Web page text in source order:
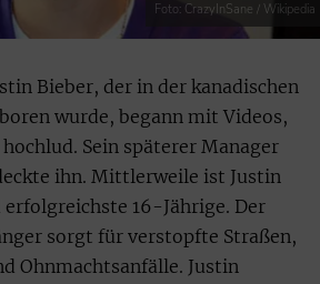
Foto: CrazyInSane / Wikipedia
Bieber, der in der kanadischen
wurde, begann mit Videos,
Sein späterer Manager
ihn. Mittlerweile ist Justin
16-Jährige. Der
sorgt für verstopfte Straßen,
Ohnmachtsanfälle. Justin